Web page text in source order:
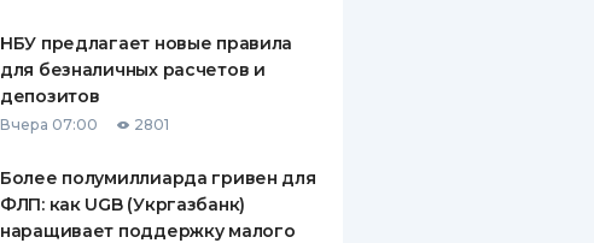
НБУ предлагает новые правила
для безналичных расчетов и
депозитов
Вчера 07:00 2801
Более полумиллиарда гривен для
ФЛП: как UGB (Укргазбанк)
наращивает поддержку малого